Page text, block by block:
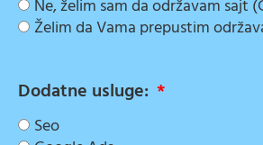
Ne, želim sam da održavam sajt
Želim da Vama prepustim
Dodatne usluge:
Seo